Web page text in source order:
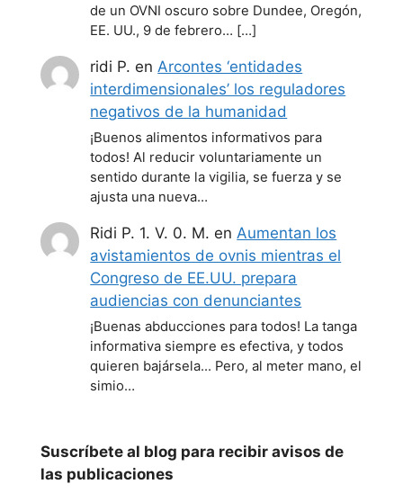
de un OVNI oscuro sobre Dundee, Oregón,
EE. UU., 9 de febrero… […]
ridi P. en Arcontes ‘entidades
interdimensionales’ los reguladores
negativos de la humanidad
¡Buenos alimentos informativos para
todos! Al reducir voluntariamente un
sentido durante la vigilia, se fuerza y se
ajusta una nueva…
Ridi P. 1. V. 0. M. enAumentan los
avistamientos de ovnis mientras el
Congreso de EE.UU. prepara
audiencias con denunciantes
¡Buenas abducciones para todos! La tanga
informativa siempre es efectiva, y todos
quieren bajársela... Pero, al meter mano, el
simio…
Suscríbete al blog para recibir avisos de
las publicaciones